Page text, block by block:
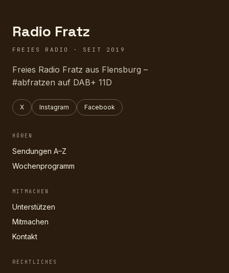
Radio Fratz
FREIES RADIO · SEIT 2019
Freies Radio Fratz aus Flensburg –
#abfratzen auf DAB+ 11D
X Instagram Facebook
HÖREN
Sendungen A–Z
Wochenprogramm
MITMACHEN
Unterstützen
Mitmachen
Kontakt
RECHTLICHES